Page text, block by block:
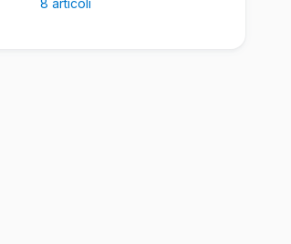
8 articoli